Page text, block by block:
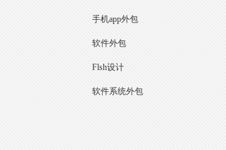
手机app外包
软件外包
Flsh设计
软件系统外包